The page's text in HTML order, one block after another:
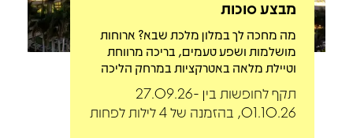
מבצע סוכות
מה מחכה לך במלון מלכת שבא? ארוחות
מושלמות ושפע טעמים, בריכה מרווחת
וטיילת מלאה באטרקציות במרחק הליכה
תקף לחופשות בין 27.09.26-
01.10.26, בהזמנה של 4 לילות לפחות